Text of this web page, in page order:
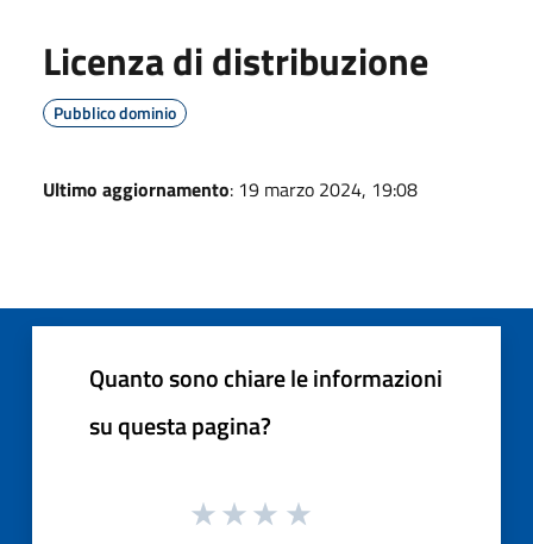
Licenza di distribuzione
Pubblico dominio
Ultimo aggiornamento: 19 marzo 2024, 19:08
Quanto sono chiare le informazioni
su questa pagina?